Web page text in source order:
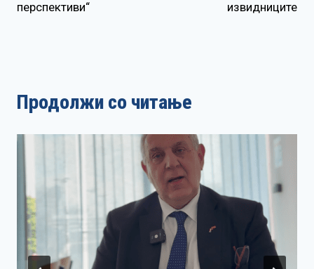
перспективи“
извидниците
Продолжи со читање